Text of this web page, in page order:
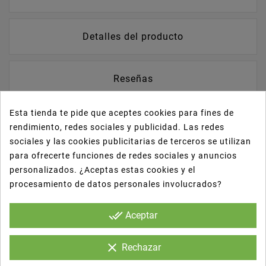
Detalles del producto
Reseñas
Tarrina Transparente con Tapa CUI PP
Reutilizable | Jimara Packaging
Diseñada para uso profesional, esta tarrina
transparente con tapa ofrece una solución
higiénica, práctica y estética para conservar y
transportar alimentos.
Esta tienda te pide que aceptes cookies para fines de
rendimiento, redes sociales y publicidad. Las redes
sociales y las cookies publicitarias de terceros se utilizan
para ofrecerte funciones de redes sociales y anuncios
personalizados. ¿Aceptas estas cookies y el
procesamiento de datos personales involucrados?
done_all Aceptar
clear Rechazar